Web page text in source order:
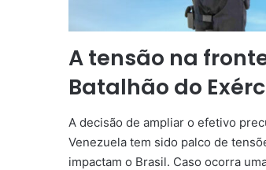
A tensão na
Batalhão do
A decisão de ampliar o efetivo
Venezuela tem sido palco de
impactam o Brasil. Caso ocorra